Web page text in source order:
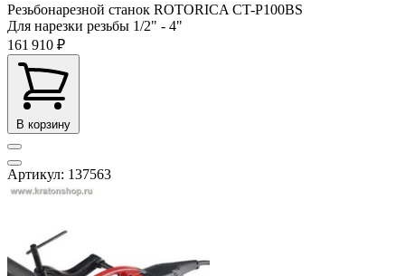
Резьбонарезной станок ROTORICA CT-P100BS
Для нарезки резьбы 1/2" - 4"
161 910 ₽
В корзину
Артикул: 137563